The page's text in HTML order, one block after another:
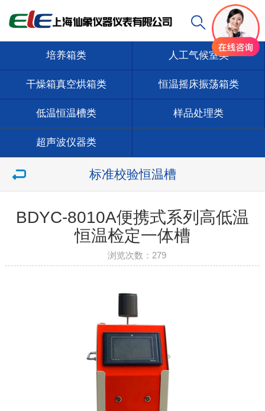
培养箱类 人工气候室类
干燥箱真空烘箱类 恒温摇床振荡箱类
低温恒温槽类 样品处理类
超声波仪器类
标准校验恒温槽
BDYC-8010A便携式系列高低温
恒温检定一体槽
浏览次数： 279